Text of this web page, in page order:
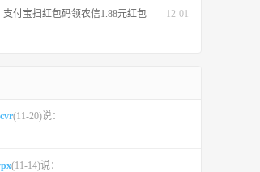
12-01
支付宝扫红包码领农信1.88元红包
(11-20)说：
(11-14)说：